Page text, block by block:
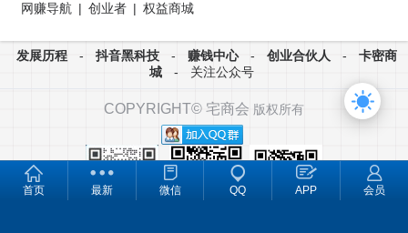
网赚导航 | 创业者 | 权益商城
发展历程 - 抖音黑科技 - 赚钱中心 - 创业合伙人 -
卡密商
城
- 关注公众号
COPYRIGHT© 宅商会 版权所有
首页 最新 微信 QQ APP 会员